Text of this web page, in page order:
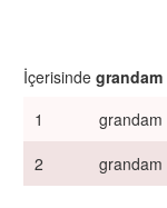
İçerisinde grandam
1
grandam
2
grandam